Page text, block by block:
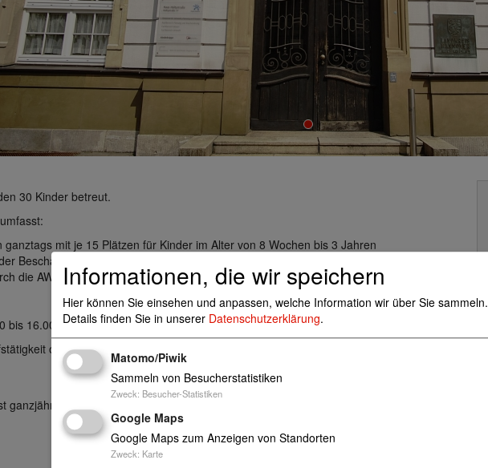
30 Kinder betreut.
ganztags mit je 15 Plätzen für Kinder im Alter von 8 Wochen bis 3 Jahren
Beschäftigten der Region Hannover
die AWO Region Hannover e. V. belegt
bis 16.00 Uhr
oder Ausbildung befinden, bieten wir Sonderdienste:
ganzjährig geöffnet.
Informationen, die wir speichern
Hier können Sie einsehen und anpassen, welche Information wir über Sie sammeln.
Details finden Sie in unserer Datenschutzerklärung.
Matomo/Piwik
Sammeln von Besucherstatistiken
Zweck: Besucher-Statistiken
Google Maps
Google Maps zum Anzeigen von Standorten
Zweck: Karte